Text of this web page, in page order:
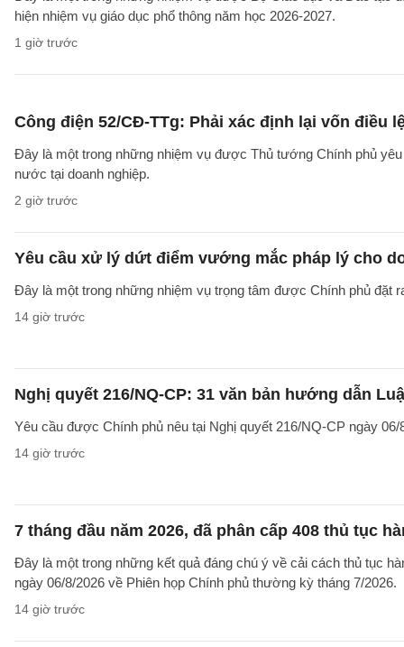
hiện nhiệm vụ giáo dục phổ thông năm học 2026-2027.
1 giờ trước
Công điện 52/CĐ-TTg: Phải xác định lại vốn điều
Đây là một trong những nhiệm vụ được Thủ tướng Chính phủ
nước tại doanh nghiệp.
2 giờ trước
Yêu cầu xử lý dứt điểm vướng mắc pháp lý cho
Đây là một trong những nhiệm vụ trọng tâm được Chính phủ đặt
14 giờ trước
Nghị quyết 216/NQ-CP: 31 văn bản hướng dẫn
Yêu cầu được Chính phủ nêu tại Nghị quyết 216/NQ-CP ngày
14 giờ trước
7 tháng đầu năm 2026, đã phân cấp 408 thủ tục
Đây là một trong những kết quả đáng chú ý về cải cách thủ tục
ngày 06/8/2026 về Phiên họp Chính phủ thường kỳ tháng 7/2026.
14 giờ trước